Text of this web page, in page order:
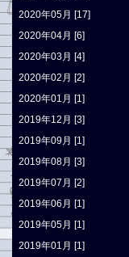
2020年05月 [17]
2020年04月 [6]
2020年03月 [4]
2020年02月 [2]
2020年01月 [1]
2019年12月 [3]
2019年09月 [1]
2019年08月 [3]
2019年07月 [2]
2019年06月 [1]
2019年05月 [1]
2019年01月 [1]